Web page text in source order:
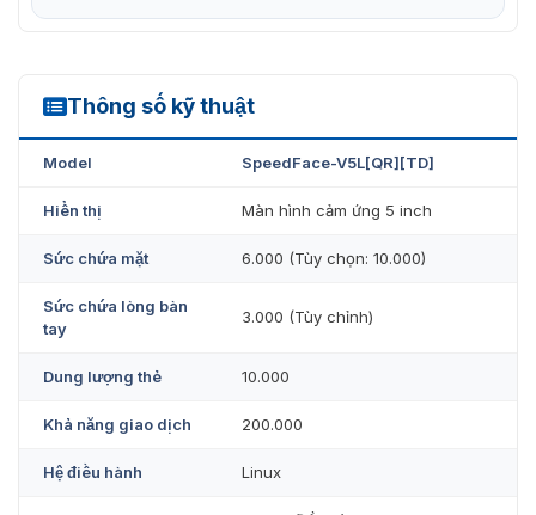
công.
Tốc độ nhận diện nhanh: Nhận diện khuôn mặt và
lòng bàn tay siêu tốc, giúp quá trình chấm công diễn
ra nhanh chóng và thuận tiện.
nhiều ngôn ngữ, cài đặt linh hoạt.
Thông số kỹ thuật
SpeedFace-V5L[QR][TD]
Model SpeedFace-V5L[QR][TD]
Hiển thị Màn hình cảm ứng 5 inch
Sức chứa mặt 6.000 (Tùy chọn: 10.000)
Sức chứa lòng bàn
tay
3.000 (Tùy chỉnh)
Dung lượng thẻ 10.000
Khả năng giao dịch 200.000
Hệ điều hành Linux